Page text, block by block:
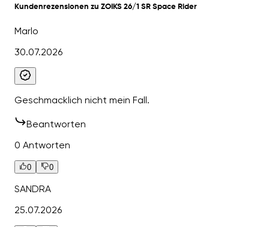
Kundenrezensionen zu ZOIKS 26/1 SR Space Rider
Marlo
30.07.2026
Geschmacklich nicht mein Fall.
Beantworten
0 Antworten
0 0
SANDRA
25.07.2026